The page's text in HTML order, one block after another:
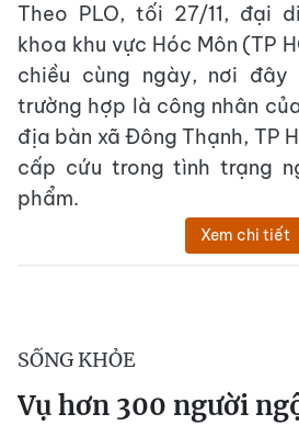
Theo PLO, tối 27/11, đại
khoa khu vực Hóc Môn (TP
chiều cùng ngày, nơi
trường hợp là công nhân
địa bàn xã Đông Thạnh, TP
cấp cứu trong tình trạng
phẩm.
Xem chi tiết
SỐNG KHỎE
Vụ hơn 300 người